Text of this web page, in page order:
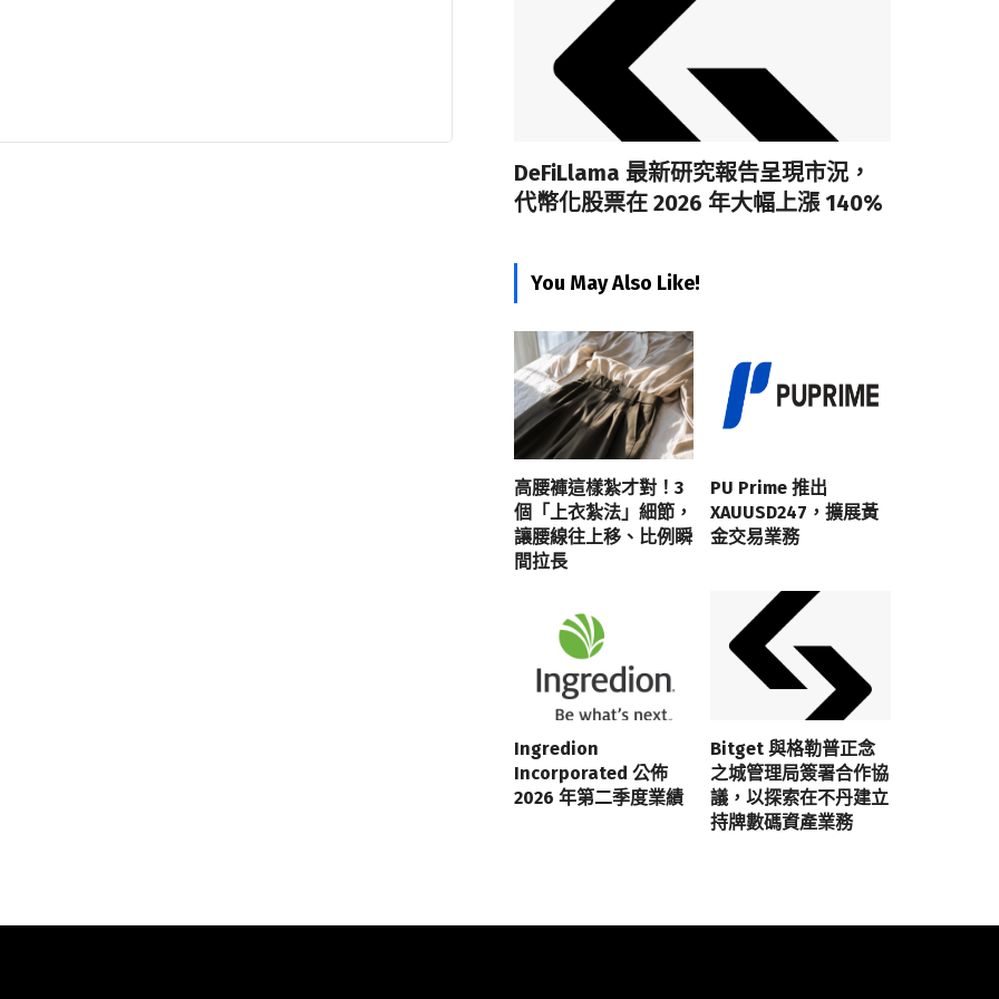
DeFiLlama 最新研究報告呈現市況，
代幣化股票在 2026 年大幅上漲 140%
You May Also Like!
高腰褲這樣紮才對！3
個「上衣紮法」細節，
讓腰線往上移、比例瞬
間拉長
PU Prime 推出
XAUUSD247，擴展黃
金交易業務
Ingredion
Incorporated 公佈
2026 年第二季度業績
Bitget 與格勒普正念
之城管理局簽署合作協
議，以探索在不丹建立
持牌數碼資產業務